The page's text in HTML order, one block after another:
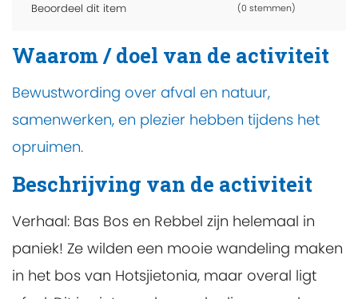
Beoordeel dit item (0 stemmen)
Waarom / doel van de activiteit
Bewustwording over afval en natuur,
samenwerken, en plezier hebben tijdens het
opruimen.
Beschrijving van de activiteit
Verhaal: Bas Bos en Rebbel zijn helemaal in
paniek! Ze wilden een mooie wandeling maken
in het bos van Hotsjietonia, maar overal ligt